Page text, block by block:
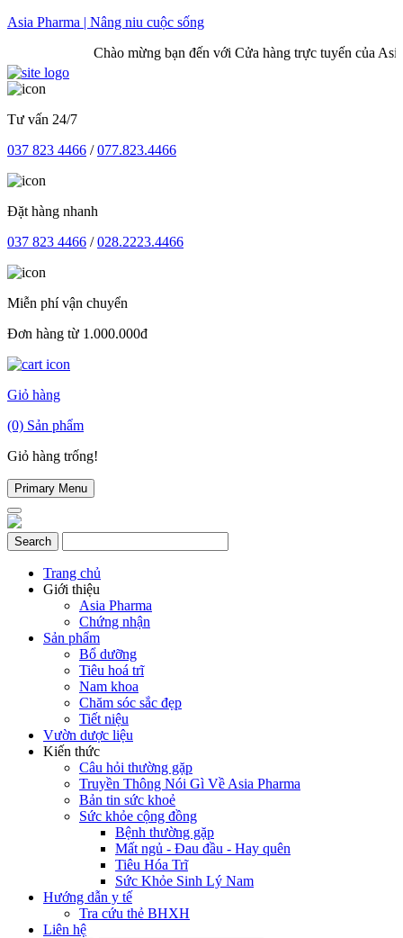
Skip
Asia Pharma | Nâng niu cuộc sống
Chào mừng bạn đến với Cửa hàng trực tuyến của Asia
Tư vấn 24/7
037 823 4466 /077.823.4466
Đặt hàng nhanh
037 823 4466 /028.2223.4466
Miễn phí vận chuyển
Đơn hàng từ 1.000.000đ
Giỏ hàng
(0) Sản phẩm
Giỏ hàng trống!
Primary Menu
Trang chủ
Giới thiệu
Asia Pharma
Chứng nhận
Sản phẩm
Bổ dưỡng
Tiêu hoá trĩ
Nam khoa
Chăm sóc sắc đẹp
Tiết niệu
Vườn dược liệu
Kiến thức
Câu hỏi thường gặp
Truyền Thông Nói Gì Về Asia Pharma
Bản tin sức khoẻ
Sức khỏe cộng đồng
Bệnh thường gặp
Mất ngủ - Đau đầu - Hay quên
Tiêu Hóa Trĩ
Sức Khỏe Sinh Lý Nam
Hướng dẫn y tế
Tra cứu thẻ BHXH
Liên hệ